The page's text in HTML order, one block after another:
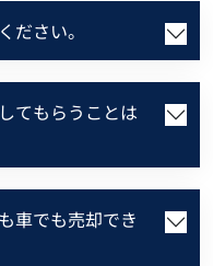
ださい。
てもらうことは
車でも売却でき